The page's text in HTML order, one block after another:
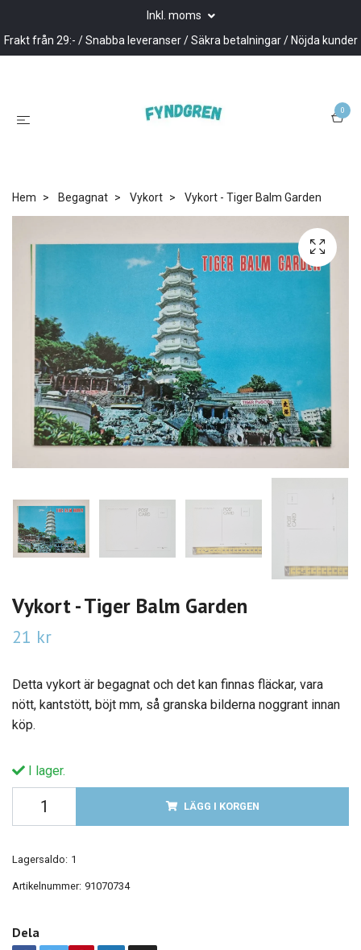
Inkl. moms
Frakt från 29:- / Snabba leveranser / Säkra betalningar / Nöjda kunder
0
Hem Begagnat Vykort Vykort - Tiger Balm Garden
Vykort - Tiger Balm Garden
21 kr
Detta vykort är begagnat och det kan finnas fläckar, vara
nött, kantstött, böjt mm, så granska bilderna noggrant innan
köp.
I lager.
LÄGG I KORGEN
Lagersaldo: 1
Artikelnummer: 91070734
Dela